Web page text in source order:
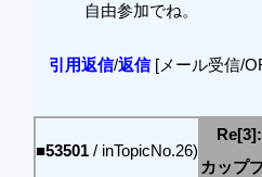
自由参加でね。
引用返信/返信[メール受信/
■53501 / inTopicNo.26)
カップ